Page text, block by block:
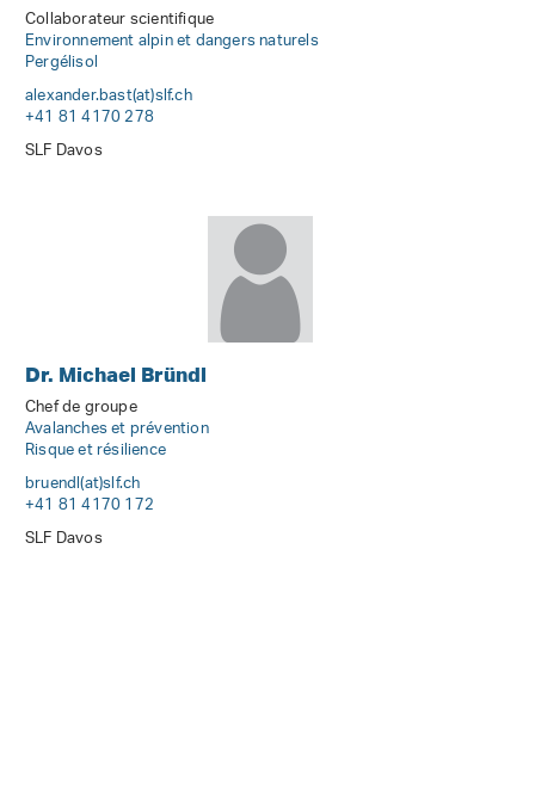
Collaborateur scientifique
Environnement alpin et dangers naturels
Pergélisol
alexander.bast(at)slf.ch
+41 81 4170 278
SLF Davos
Dr. Michael Bründl
Chef de groupe
Avalanches et prévention
Risque et résilience
bruendl(at)slf.ch
+41 81 4170 172
SLF Davos